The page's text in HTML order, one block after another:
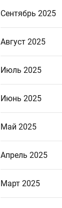
Сентябрь 2025
Август 2025
Июль 2025
Июнь 2025
Май 2025
Апрель 2025
Март 2025